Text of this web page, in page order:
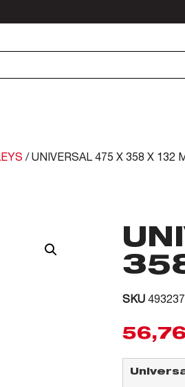
/ UNIVERSAL 475 X 358 X 132
SKU
56,76